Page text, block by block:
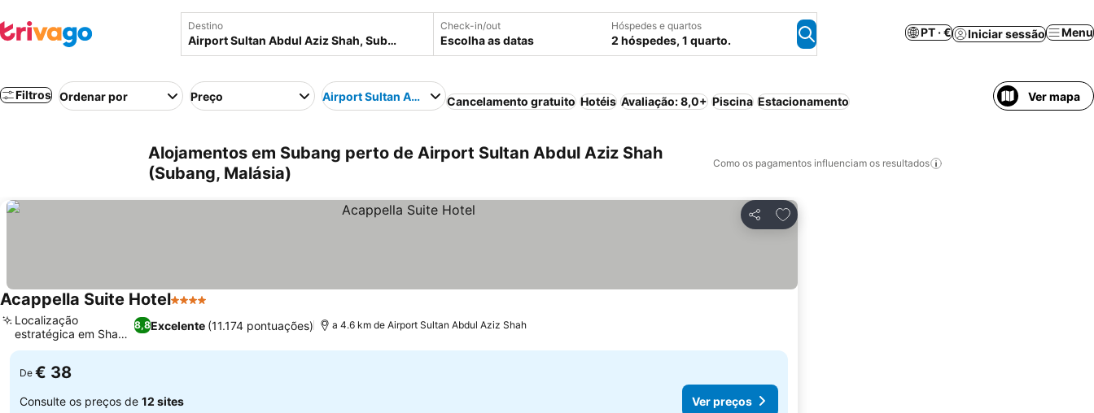
Destino Check-in/out
Escolha as datas
Hóspedes e quartos
2 hóspedes, 1 quarto.
PT · € Iniciar sessão Menu
Filtros Ordenar por Preço Airport Sultan Abdul Aziz ShahCancelamento gratuito Hotéis Avaliação: 8,0+ Piscina Estacionamento Ver mapa
Alojamentos em Subang perto de Airport Sultan Abdul Aziz Shah
(Subang, Malásia)
Como os pagamentos influenciam os resultados
Partilhar
Adicionar aos favoritos
Acappella Suite Hotel4 Estrelas
8,8Excelente (11.174 pontuações)
Localização
estratégica em Shah
Alam
a 4.6 km de Airport Sultan Abdul Aziz Shah
De € 38
Consulte os preços de 12 sites Ver preços